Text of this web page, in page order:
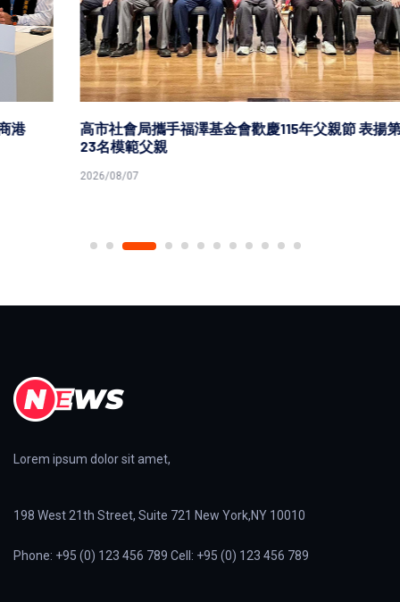
高市社會局攜手福澤基金會歡慶115年父親節 表揚第51屆
23名模範父親
Lorem ipsum dolor sit amet,
198 West 21th Street, Suite 721 New York,NY 10010
Phone: +95 (0) 123 456 789 Cell: +95 (0) 123 456 789